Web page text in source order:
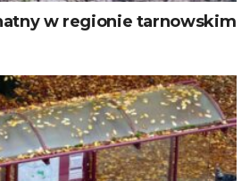
w regionie tarnowskim